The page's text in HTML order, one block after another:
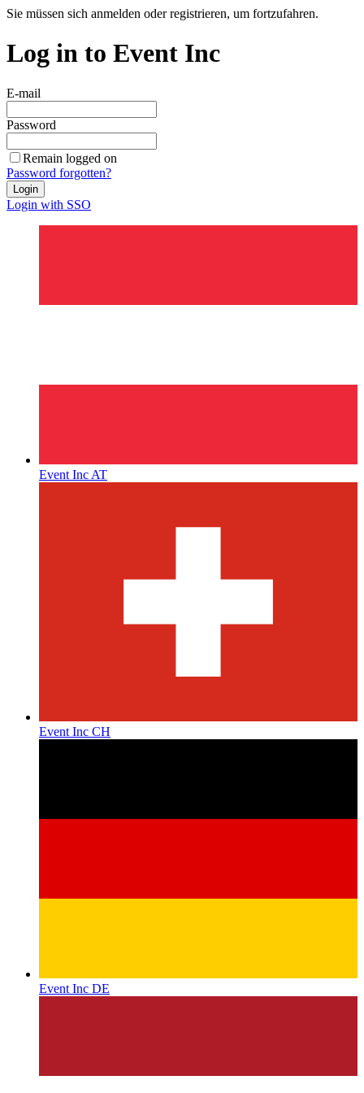
Sie müssen sich anmelden oder registrieren, um fortzufahren.
Log in to Event Inc
E-mail
Password
Remain logged on
Password forgotten?
Login
Login with SSO
Event Inc AT
Event Inc CH
Event Inc DE